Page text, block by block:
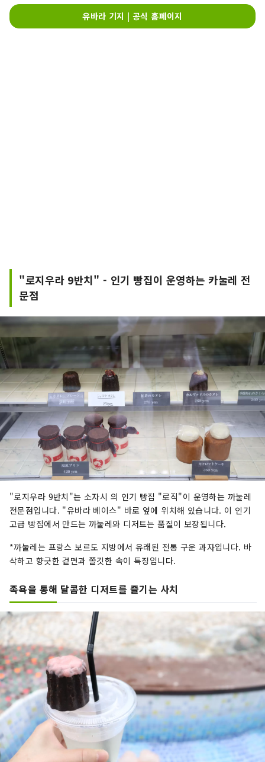
유바라 기지 | 공식 홈페이지
"로지우라 9반치" - 인기 빵집이 운영하는 카눌레 전
문점
"로지우라 9반치"는 소자시 의 인기 빵집 "로직"이 운영하는 까눌레
전문점입니다. "유바라 베이스" 바로 옆에 위치해 있습니다. 이 인기
고급 빵집에서 만드는 까눌레와 디저트는 품질이 보장됩니다.
*까눌레는 프랑스 보르도 지방에서 유래된 전통 구운 과자입니다. 바
삭하고 향긋한 겉면과 쫄깃한 속이 특징입니다.
족욕을 통해 달콤한 디저트를 즐기는 사치